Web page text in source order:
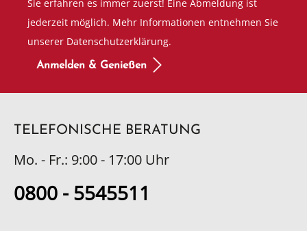
Sie erfahren es immer zuerst! Eine Abmeldung ist
jederzeit möglich. Mehr Informationen entnehmen Sie
unserer Datenschutzerklärung.
Anmelden & Genießen
TELEFONISCHE BERATUNG
Mo. - Fr.: 9:00 - 17:00 Uhr
0800 - 5545511